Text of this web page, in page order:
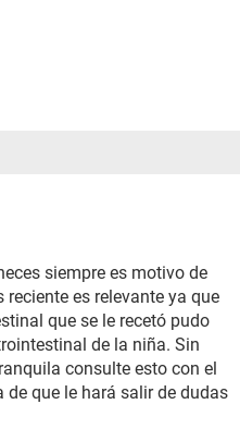
siempre es motivo de
es relevante ya que
que se le recetó pudo
de la niña. Sin
consulte esto con el
de que le hará salir de dudas